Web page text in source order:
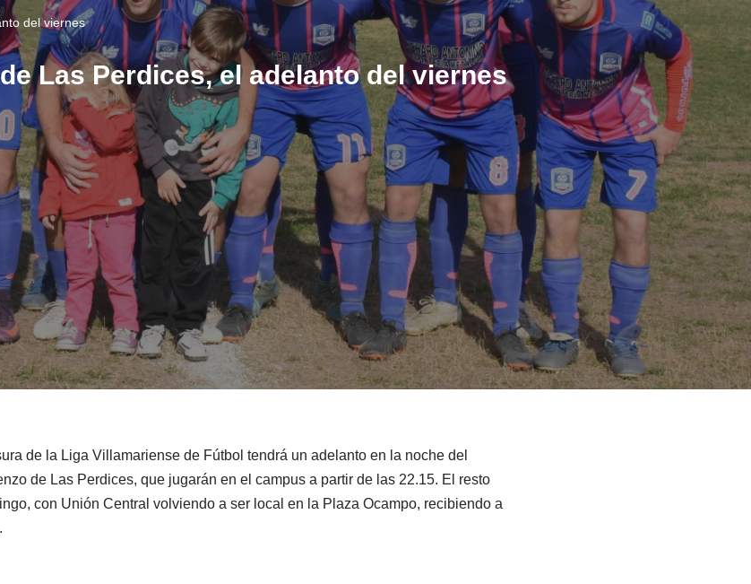
del viernes
Las Perdices, el adelanto del viernes
de la Liga Villamariense de Fútbol tendrá un adelanto en la noche del
de Las Perdices, que jugarán en el campus a partir de las 22.15. El resto
con Unión Central volviendo a ser local en la Plaza Ocampo, recibiendo a